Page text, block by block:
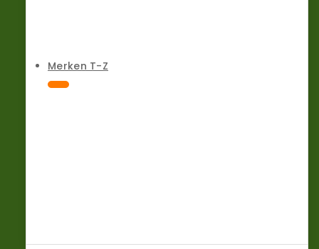
Merken T-Z